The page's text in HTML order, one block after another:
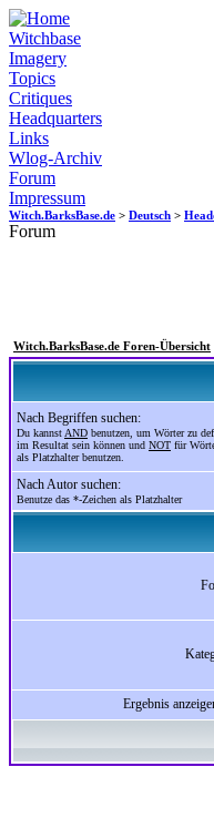
Witchbase
Imagery
Topics
Critiques
Headquarters
Links
Wlog-Archiv
Forum
Impressum
Witch.BarksBase.de > Deutsch >
Forum
Witch.BarksBase.de Foren-Übersicht
Nach Begriffen suchen:
Du kannst AND benutzen, um Wörter zu
im Resultat sein können und NOT für
als Platzhalter benutzen.
Nach Autor suchen:
Benutze das *-Zeichen als Platzhalter
Ergebnis